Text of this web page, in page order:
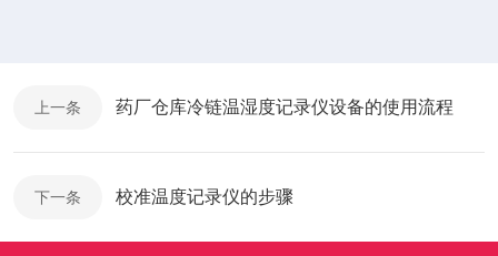
上一条 药厂仓库冷链温湿度记录仪设备的使用流程
下一条 校准温度记录仪的步骤